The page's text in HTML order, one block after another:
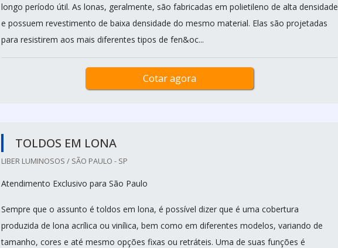
longo período útil. As lonas, geralmente, são fabricadas em polietileno de alta densidade
e possuem revestimento de baixa densidade do mesmo material. Elas são projetadas
para resistirem aos mais diferentes tipos de fen&oc...
Cotar agora
TOLDOS EM LONA
LIBER LUMINOSOS / SÃO PAULO - SP
Atendimento Exclusivo para São Paulo
Sempre que o assunto é toldos em lona, é possível dizer que é uma cobertura
produzida de lona acrílica ou vinílica, bem como em diferentes modelos, variando de
tamanho, cores e até mesmo opções fixas ou retráteis. Uma de suas funções é